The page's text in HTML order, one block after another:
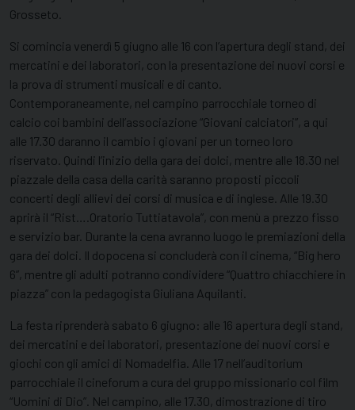
Grosseto.
Si comincia venerdì 5 giugno alle 16 con l’apertura degli stand, dei
mercatini e dei laboratori, con la presentazione dei nuovi corsi e
la prova di strumenti musicali e di canto.
Contemporaneamente, nel campino parrocchiale torneo di
calcio coi bambini dell’associazione “Giovani calciatori”, a qui
alle 17.30 daranno il cambio i giovani per un torneo loro
riservato. Quindi l’inizio della gara dei dolci, mentre alle 18.30 nel
piazzale della casa della carità saranno proposti piccoli
concerti degli allievi dei corsi di musica e di inglese. Alle 19.30
aprirà il “Rist….Oratorio Tuttiatavola”, con menù a prezzo fisso
e servizio bar. Durante la cena avranno luogo le premiazioni della
gara dei dolci. Il dopocena si concluderà con il cinema, “Big hero
6”, mentre gli adulti potranno condividere “Quattro chiacchiere in
piazza” con la pedagogista Giuliana Aquilanti.
La festa riprenderà sabato 6 giugno: alle 16 apertura degli stand,
dei mercatini e dei laboratori, presentazione dei nuovi corsi e
giochi con gli amici di Nomadelfia. Alle 17 nell’auditorium
parrocchiale il cineforum a cura del gruppo missionario col film
“Uomini di Dio”. Nel campino, alle 17.30, dimostrazione di tiro